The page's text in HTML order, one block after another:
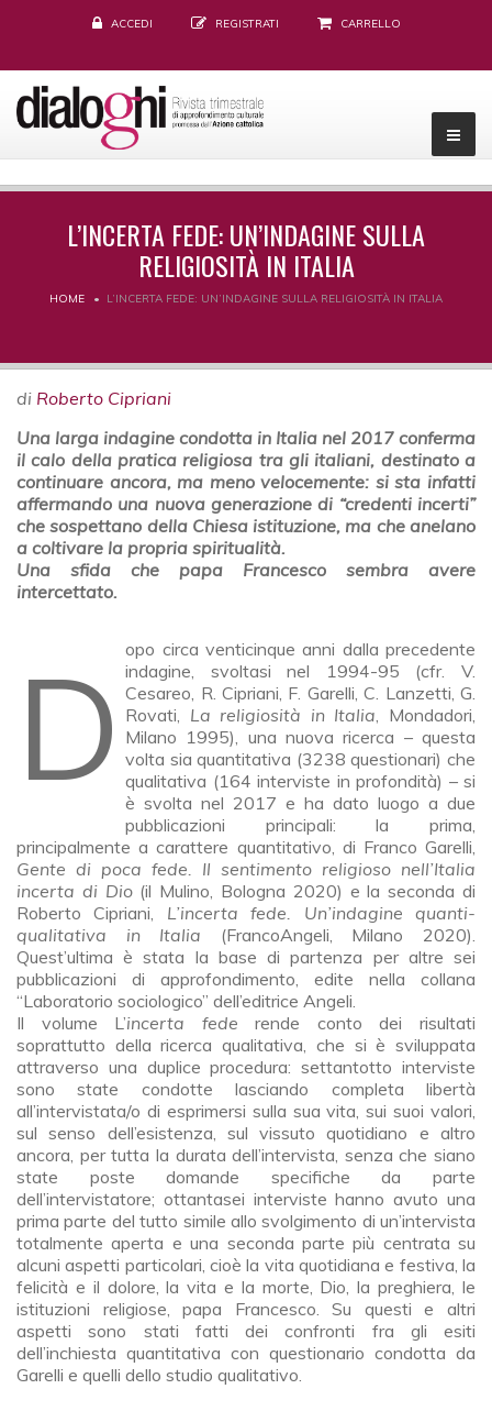
ACCEDI REGISTRATI CARRELLO
L’INCERTA FEDE: UN’INDAGINE SULLA
RELIGIOSITÀ IN ITALIA
HOME L’INCERTA FEDE: UN’INDAGINE SULLA RELIGIOSITÀ IN ITALIA
di Roberto Cipriani
Una larga indagine condotta in Italia nel 2017 conferma
il calo della pratica religiosa tra gli italiani, destinato a
continuare ancora, ma meno velocemente: si sta infatti
affermando una nuova generazione di “credenti incerti”
che sospettano della Chiesa istituzione, ma che anelano
a coltivare la propria spiritualità.
Una sfida che papa Francesco sembra avere
intercettato.
Dopo circa venticinque anni dalla precedente
indagine, svoltasi nel 1994-95 (cfr. V.
Cesareo, R. Cipriani, F. Garelli, C. Lanzetti, G.
Rovati, La religiosità in Italia, Mondadori,
Milano 1995), una nuova ricerca – questa
volta sia quantitativa (3238 questionari) che
qualitativa (164 interviste in profondità) – si
è svolta nel 2017 e ha dato luogo a due
pubblicazioni principali: la prima,
principalmente a carattere quantitativo, di Franco Garelli,
Gente di poca fede. Il sentimento religioso nell’Italia
incerta di Dio(il Mulino, Bologna 2020) e la seconda di
Roberto Cipriani, L’incerta fede. Un’indaginequanti-
qualitativa in Italia (FrancoAngeli, Milano 2020).
Quest’ultima è stata la base di partenza per altre sei
pubblicazioni di approfondimento, edite nella collana
“Laboratorio sociologico” dell’editrice Angeli.
Il volume L’incerta fede rende conto dei risultati
soprattutto della ricerca qualitativa, che si è sviluppata
attraverso una duplice procedura: settantotto interviste
sono state condotte lasciando completa libertà
all’intervistata/o di esprimersi sulla sua vita, sui suoi valori,
sul senso dell’esistenza, sul vissuto quotidiano e altro
ancora, per tutta la durata dell’intervista, senza che siano
state poste domande specifiche da parte
dell’intervistatore; ottantasei interviste hanno avuto una
prima parte del tutto simile allo svolgimento di un’intervista
totalmente aperta e una seconda parte più centrata su
alcuni aspetti particolari, cioè la vita quotidiana e festiva, la
felicità e il dolore, la vita e la morte, Dio, la preghiera, le
istituzioni religiose, papa Francesco. Su questi e altri
aspetti sono stati fatti dei confronti fra gli esiti
dell’inchiesta quantitativa con questionario condotta da
Garelli e quelli dello studio qualitativo.